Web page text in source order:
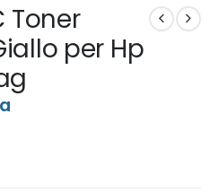
Toner
per Hp